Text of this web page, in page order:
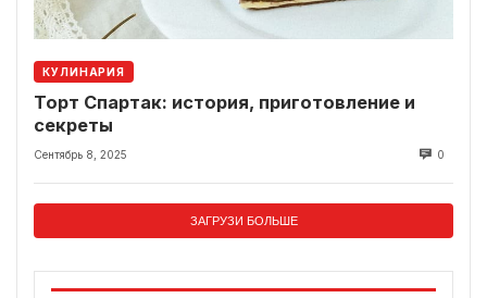
КУЛИНАРИЯ
Торт Спартак: история, приготовление и
секреты
Сентябрь 8, 2025 0
ЗАГРУЗИ БОЛЬШЕ